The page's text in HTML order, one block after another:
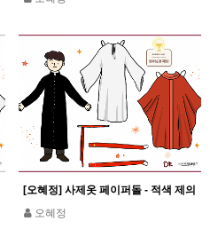
[오혜정] 사제옷 페이퍼돌 - 적색 제의
오혜정